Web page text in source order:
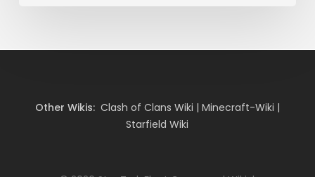
Other Wikis: Clash of Clans Wiki | Minecraft-Wiki |
Starfield Wiki